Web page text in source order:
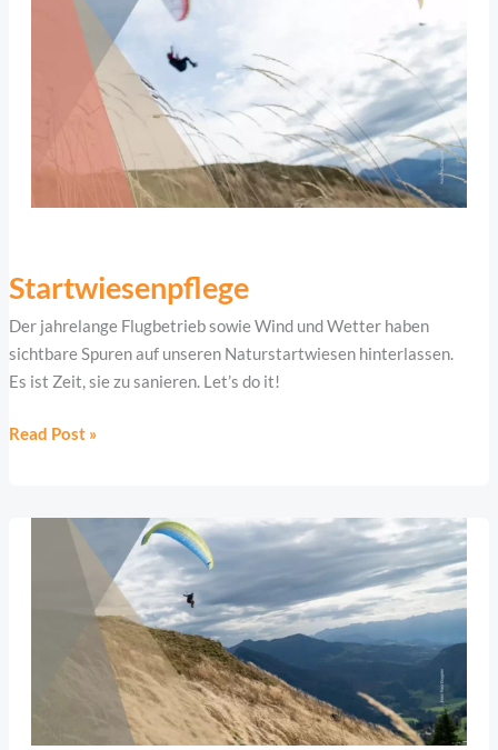
Startwiesenpflege
Der jahrelange Flugbetrieb sowie Wind und Wetter haben
sichtbare Spuren auf unseren Naturstartwiesen hinterlassen.
Es ist Zeit, sie zu sanieren. Let’s do it!
Read Post »